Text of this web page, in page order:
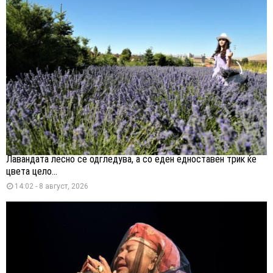
Лавандата лесно се одгледува, а со еден едноставен трик ќе
цвета цело...
14:02 - 8 август, 2026